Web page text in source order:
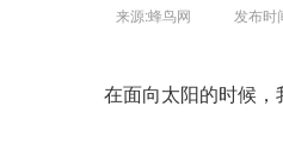
来源:蜂鸟网 发布时间
在面向太阳的时候，